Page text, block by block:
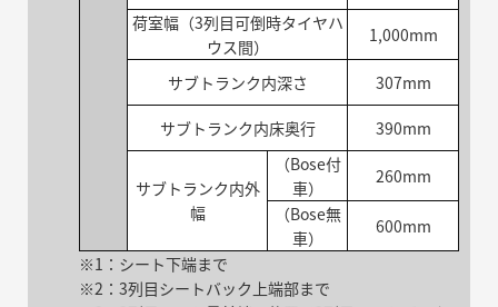
荷室幅（3列目可倒時タイヤハ
ウス間）
1,000mm
サブトランク内深さ 307mm
サブトランク内床奥行 390mm
サブトランク内外
幅
（Bose付
車）
260mm
（Bose無
車）
600mm
※1：シート下端まで
※2：3列目シートバック上端部まで